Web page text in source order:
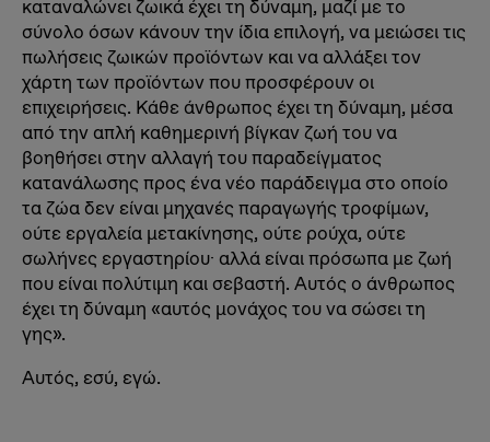
καταναλώνει ζωικά έχει τη δύναμη, μαζί με το
σύνολο όσων κάνουν την ίδια επιλογή, να μειώσει τις
πωλήσεις ζωικών προϊόντων και να αλλάξει τον
χάρτη των προϊόντων που προσφέρουν οι
επιχειρήσεις. Κάθε άνθρωπος έχει τη δύναμη, μέσα
από την απλή καθημερινή βίγκαν ζωή του να
βοηθήσει στην αλλαγή του παραδείγματος
κατανάλωσης προς ένα νέο παράδειγμα στο οποίο
τα ζώα δεν είναι μηχανές παραγωγής τροφίμων,
ούτε εργαλεία μετακίνησης, ούτε ρούχα, ούτε
σωλήνες εργαστηρίου· αλλά είναι πρόσωπα με ζωή
που είναι πολύτιμη και σεβαστή. Αυτός ο άνθρωπος
έχει τη δύναμη «αυτός μονάχος του να σώσει τη
γης».
Αυτός, εσύ, εγώ.